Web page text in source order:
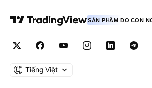
SẢN PHẨM DO CON
Tiếng Việt